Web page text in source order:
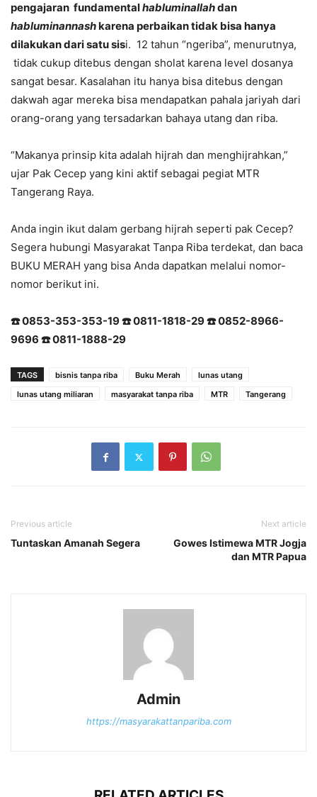
pengajaran fundamentalhabluminallahdan
habluminannashkarena perbaikan tidak bisa hanya
dilakukan dari satu sisi. 12 tahun “ngeriba”, menurutnya,
tidak cukup ditebus dengan sholat karena level dosanya
sangat besar. Kasalahan itu hanya bisa ditebus dengan
dakwah agar mereka bisa mendapatkan pahala jariyah dari
orang-orang yang tersadarkan bahaya utang dan riba.
“Makanya prinsip kita adalah hijrah dan menghijrahkan,”
ujar Pak Cecep yang kini aktif sebagai pegiat MTR
Tangerang Raya.
Anda ingin ikut dalam gerbang hijrah seperti pak Cecep?
Segera hubungi Masyarakat Tanpa Riba terdekat, dan baca
BUKU MERAH yang bisa Anda dapatkan melalui nomor-
nomor berikut ini.
☎️ 0853-353-353-19☎️ 0811-1818-29☎️ 0852-8966-
9696 ☎️ 0811-1888-29
TAGS bisnis tanpa riba Buku Merah
lunas utang
lunas utang miliaran
masyarakat tanpa riba MTR Tangerang
Previous article
Tuntaskan Amanah Segera
Next article
Gowes Istimewa MTR Jogja
dan MTR Papua
Admin
https://masyarakattanpariba.com